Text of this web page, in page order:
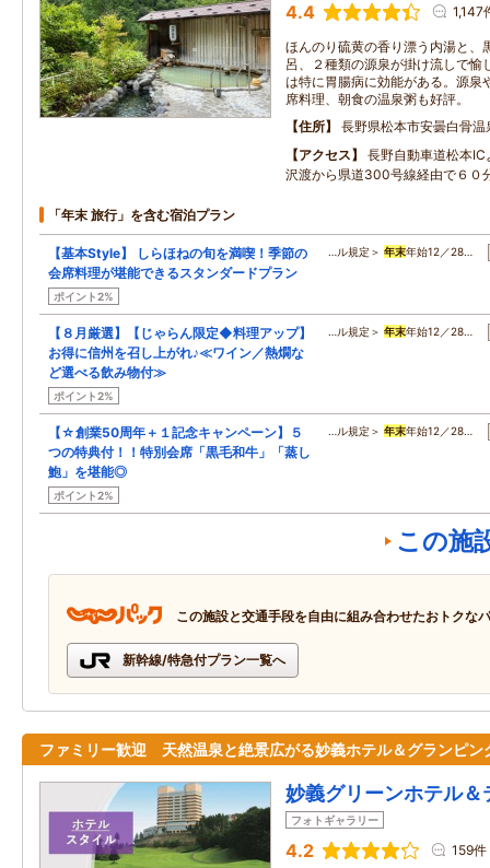
4.4 1,147
ほんのり硫黄の香り漂う内湯と、
呂、２種類の源泉が掛け流しで愉
は特に胃腸病に効能がある。源泉
席料理、朝食の温泉粥も好評。
住所
長野県松本市安曇白骨
アクセス
長野自動車道松本
沢渡から県道300号線経由で６０
「年末 旅行」を含む宿泊プラン
【基本Style】 しらほねの旬を満喫！季節の
会席料理が堪能できるスタンダードプラン
ポイント2%
…ル規定＞ 年末年始12／28…
【８月厳選】【じゃらん限定◆料理アップ】
お得に信州を召し上がれ♪≪ワイン／熱燗な
ど選べる飲み物付≫
ポイント2%
…ル規定＞ 年末年始12／28…
【☆創業50周年＋１記念キャンペーン】５
つの特典付！！特別会席「黒毛和牛」「蒸し
鮑」を堪能◎
ポイント2%
…ル規定＞ 年末年始12／28…
この施
この施設と交通手段を自由に組み合わせたおトクな
新幹線/特急付プラン一覧へ
ファミリー歓迎 天然温泉と絶景広がる妙義ホテル＆グランピン
妙義グリーンホテル＆
フォトギャラリー
4.2 159件